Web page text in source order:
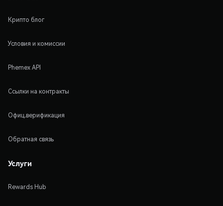
Крипто блог
Условия и комиссии
Phemex API
Ссылки на контракты
Офиц.верификация
Обратная связь
Услуги
Rewards Hub